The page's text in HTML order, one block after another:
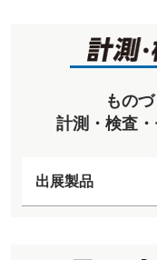
もの
計測・検査
出展製品